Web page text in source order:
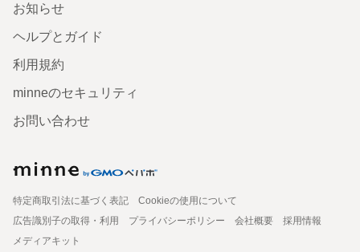
お知らせ
ヘルプとガイド
利用規約
minneのセキュリティ
お問い合わせ
特定商取引法に基づく表記
Cookieの使用について
広告識別子の取得・利用
プライバシーポリシー 会社概要
採用情報
メディアキット